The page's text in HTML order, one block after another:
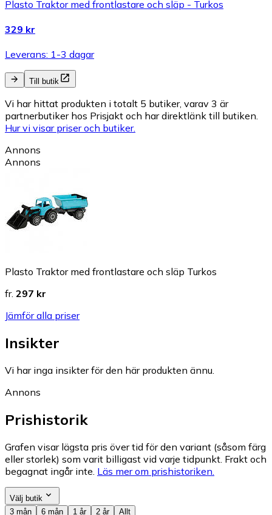
Plasto Traktor med frontlastare och släp - Turkos
329 kr
Leverans: 1-3 dagar
Till butik
Vi har hittat produkten i totalt 5 butiker, varav 3 är
partnerbutiker hos Prisjakt och har direktlänk till butiken.
Hur vi visar priser och butiker.
Annons
Annons
Plasto Traktor med frontlastare och släp Turkos
fr. 297 kr
Jämför alla priser
Insikter
Vi har inga insikter för den här produkten ännu.
Annons
Prishistorik
Grafen visar lägsta pris över tid för den variant (såsom färg
eller storlek) som varit billigast vid varje tidpunkt. Frakt och
begagnat ingår inte. Läs mer om prishistoriken.
Välj butik
3 mån
6 mån 1 år 2 år Allt